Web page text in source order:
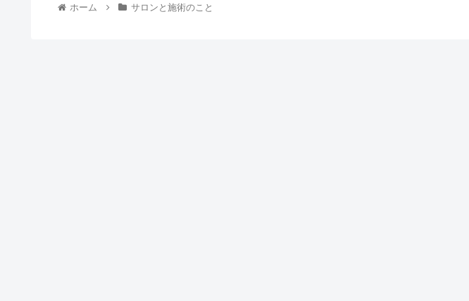
ホーム サロンと施術のこと